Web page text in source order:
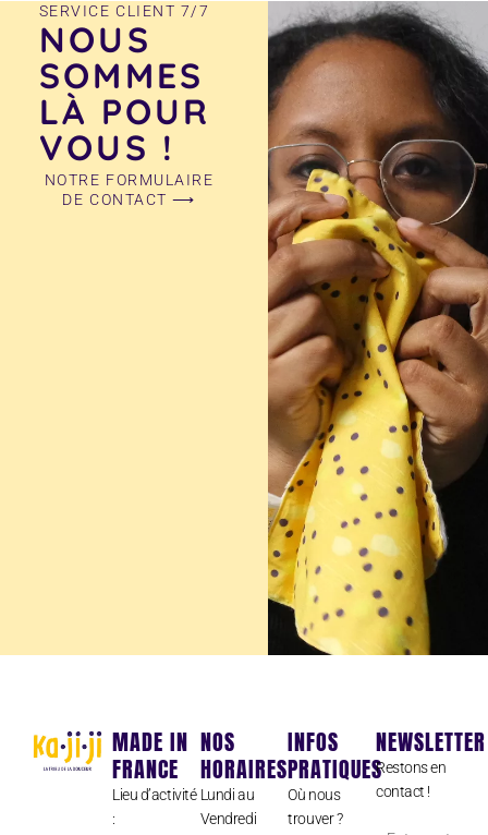
SERVICE CLIENT 7/7
NOUS
SOMMES
LÀ POUR
VOUS !
NOTRE FORMULAIRE
DE CONTACT ⟶
MADE IN
FRANCE
Lieu d’activité
:
NOS
HORAIRES
Lundi au
Vendredi
INFOS
PRATIQUES
Où nous
trouver ?
NEWSLETTER
Restons en
contact !
Entrez